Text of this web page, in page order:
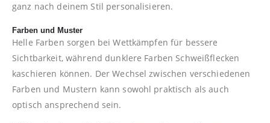
ganz nach deinem Stil personalisieren.
Farben und Muster
Helle Farben sorgen bei Wettkämpfen für bessere
Sichtbarkeit, während dunklere Farben Schweißflecken
kaschieren können. Der Wechsel zwischen verschiedenen
Farben und Mustern kann sowohl praktisch als auch
optisch ansprechend sein.